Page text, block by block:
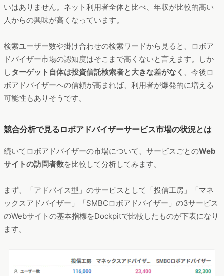
いはありません。ネット利用者全体と比べ、年収が比較的高い
人からの興味が高くなっています。
検索ユーザー数や掛け合わせの検索ワードから見ると、ロボア
ドバイザー市場の認知度はそこまで高くないと言えます。しか
しターゲット自体は投資信託検索者と大きな差がなく 、今後ロ
ボアドバイザーへの信頼が高まれば、利用者が爆発的に増える
可能性もありそうです。
競合分析で見るロボアドバイザーサービス市場の状況とは
続いてロボアドバイザーの市場について、サービスごとのWeb
サイトの訪問者数を比較して分析してみます。
まず、「アドバイス型」のサービスとして「投信工房」「マネ
ックスアドバイザー」「SMBCロボアドバイザー」の3サービス
のWebサイトの基本指標をDockpitで比較したものが下表になり
ます。